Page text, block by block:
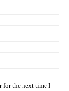
for the next time I